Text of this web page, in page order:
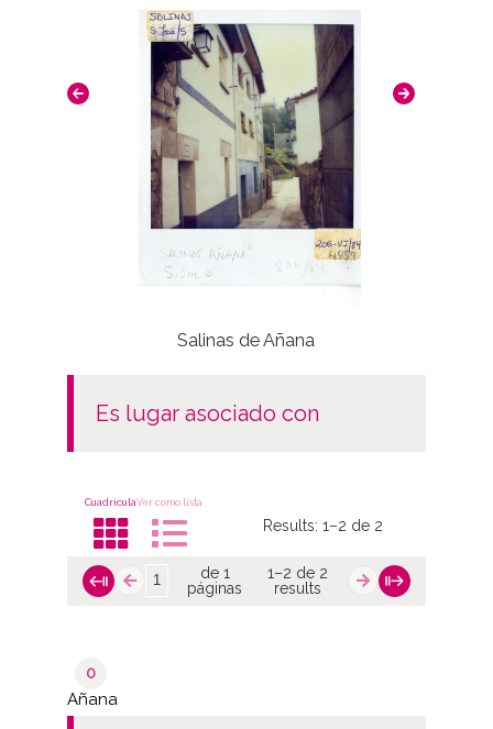
Salinas de Añana
es lugar asociado con
CuadrículaVer como lista
Results:1–2 de 2
de 1
páginas
1–2 de 2
results
0
Añana